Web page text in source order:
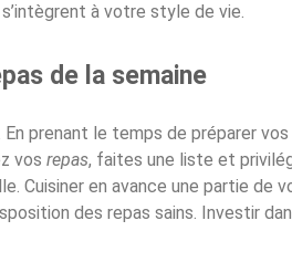
à votre style de vie.
de la semaine
prenant le temps de préparer vos
vos repas, faites une liste et
Cuisiner en avance une partie
des repas sains. Investir